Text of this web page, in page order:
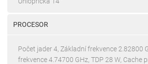
PROCESOR
Počet jader 4, Základní frekvence 2.82800
frekvence 4.74700 GHz, TDP 28 W, Cache